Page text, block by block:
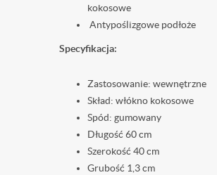
kokosowe
Antypoślizgowe podłoże
Specyfikacja:
Zastosowanie: wewnętrzne
Skład: włókno kokosowe
Spód: gumowany
Długość 60 cm
Szerokość 40 cm
Grubość 1,3 cm